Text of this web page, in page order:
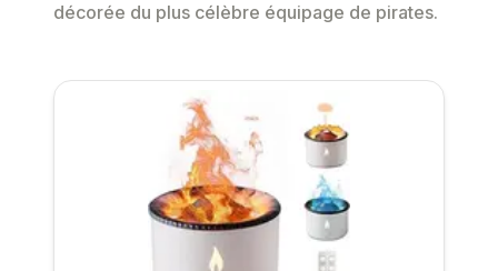
décorée du plus célèbre équipage de pirates.